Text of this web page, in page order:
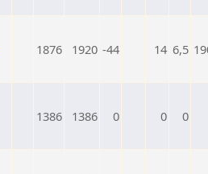
1876 1920 -44 14 6,5
1386 1386 0 0 0